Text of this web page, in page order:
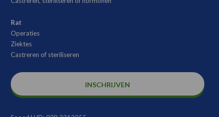
Rat
Operaties
Ziektes
Castreren of steriliseren
INSCHRIJVEN